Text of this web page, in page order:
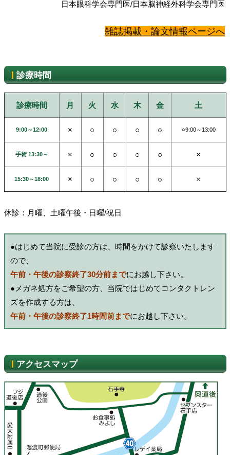
日本眼科学会専門医/日本脳神経外科学会専門医
雑誌掲載・論文情報ページへ
診療時間
診療時間 月 火 水 木 金 土
9:00～12:00 × ○ ○ ○ ○ ○9:00～13:00
手術 13:30～ × ○ ○ ○ ○ ×
15:30～18:00 × ○ ○ ○ ○ ×
休診：月曜、土曜午後・日曜/祝日
●はじめて当院に受診の方は、時間をかけて診察いたします
ので、
午前・午後の診察終了30分前までにお越し下さい。
● メガネ処方をご希望の方、当院ではじめてコンタクトレン
ズを作成する方は、
午前・午後の診察終了1時間前までにお越し下さい。
アクセスマップ